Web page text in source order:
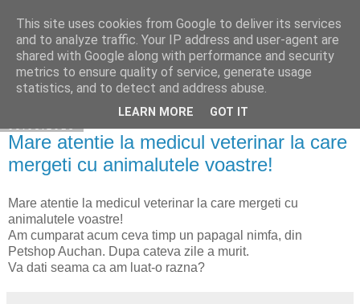
Cuibul cu vipere
Mare atentie la medicul veterinar la care
mergeti cu animalutele voastre!
Mare atentie la medicul veterinar la care mergeti cu
animalutele voastre!
Am cumparat acum ceva timp un papagal nimfa, din
Petshop Auchan. Dupa cateva zile a murit.
Va dati seama ca am luat-o razna?
This site uses cookies from Google to deliver its services
and to analyze traffic. Your IP address and user-agent are
shared with Google along with performance and security
metrics to ensure quality of service, generate usage
statistics, and to detect and address abuse.
LEARN MORE GOT IT